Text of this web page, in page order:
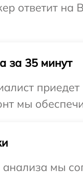
ответит на
за 35 минут
мы
мы